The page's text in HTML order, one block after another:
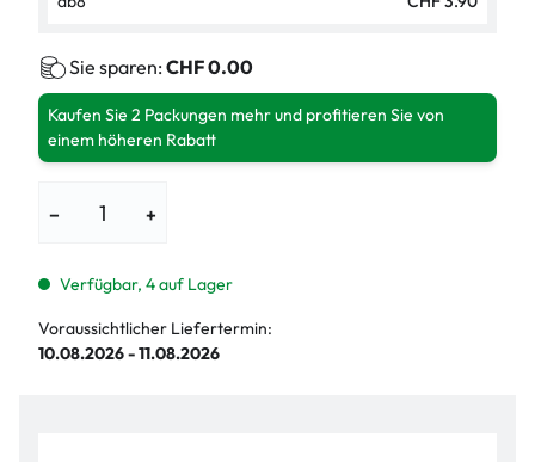
Sie sparen: CHF 0.00
Kaufen Sie 2 Packungen mehr und profitieren Sie von
einem höheren Rabatt
− +
Verfügbar, 4 auf Lager
Voraussichtlicher Liefertermin:
10.08.2026 - 11.08.2026